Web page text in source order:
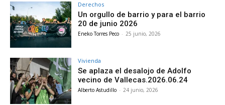
Derechos
Un orgullo de barrio y para el barrio
20 de junio 2026
Eneko Torres Peco - 25 junio, 2026
Vivienda
Se aplaza el desalojo de Adolfo
vecino de Vallecas.2026.06.24
Alberto Astudillo - 24 junio, 2026